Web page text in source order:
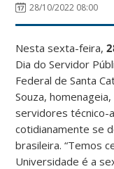
28/10/2022 08:00
Nesta sexta-feira,
Dia do Servidor
Federal de Santa
Souza,
servidores técnico-
cotidianamente se
brasileira. “Temos
Universidade é a